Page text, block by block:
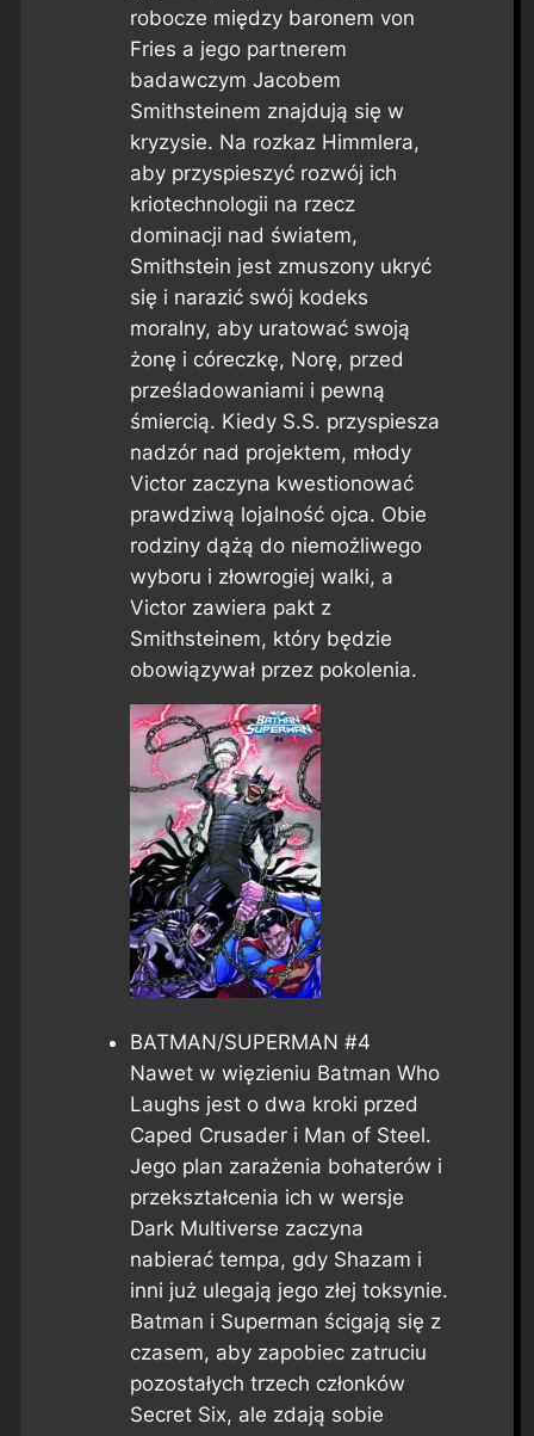
robocze między baronem von
Fries a jego partnerem
badawczym Jacobem
Smithsteinem znajdują się w
kryzysie. Na rozkaz Himmlera,
aby przyspieszyć rozwój ich
kriotechnologii na rzecz
dominacji nad światem,
Smithstein jest zmuszony ukryć
się i narazić swój kodeks
moralny, aby uratować swoją
żonę i córeczkę, Norę, przed
prześladowaniami i pewną
śmiercią. Kiedy S.S. przyspiesza
nadzór nad projektem, młody
Victor zaczyna kwestionować
prawdziwą lojalność ojca. Obie
rodziny dążą do niemożliwego
wyboru i złowrogiej walki, a
Victor zawiera pakt z
Smithsteinem, który będzie
obowiązywał przez pokolenia.
BATMAN/SUPERMAN #4
Nawet w więzieniu Batman Who
Laughs jest o dwa kroki przed
Caped Crusader i Man of Steel.
Jego plan zarażenia bohaterów i
przekształcenia ich w wersje
Dark Multiverse zaczyna
nabierać tempa, gdy Shazam i
inni już ulegają jego złej toksynie.
Batman i Superman ścigają się z
czasem, aby zapobiec zatruciu
pozostałych trzech członków
Secret Six, ale zdają sobie